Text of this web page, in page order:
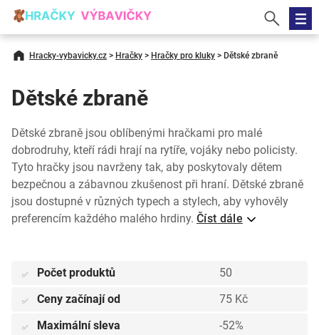
Hracky-vybavicky.cz > Hračky > Hračky pro kluky > Dětské zbraně
Dětské zbraně
Dětské zbraně jsou oblíbenými hračkami pro malé
dobrodruhy, kteří rádi hrají na rytíře, vojáky nebo policisty.
Tyto hračky jsou navrženy tak, aby poskytovaly dětem
bezpečnou a zábavnou zkušenost při hraní. Dětské zbraně
jsou dostupné v různých typech a stylech, aby vyhověly
preferencím každého malého hrdiny. Číst dále
✅ Počet produktů 50
✅ Ceny začínají od 75 Kč
✅ Maximální sleva -52%